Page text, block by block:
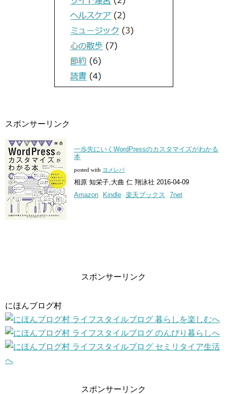
スポンサーリンク
一歩先にいくWordPressのカスタマイズがわかる
本
posted with ヨメレバ
相原 知栄子,大曲 仁 翔泳社 2016-04-09
Amazon
Kindle 楽天ブックス 7net
スポンサーリンク
にほんブログ村
スポンサーリンク